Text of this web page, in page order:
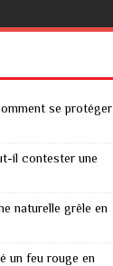
se protéger
il contester une
naturelle grêle en
un feu rouge en